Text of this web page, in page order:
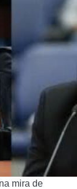
mira de